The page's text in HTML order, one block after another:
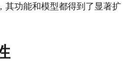
其功能和模型都得到了显著扩